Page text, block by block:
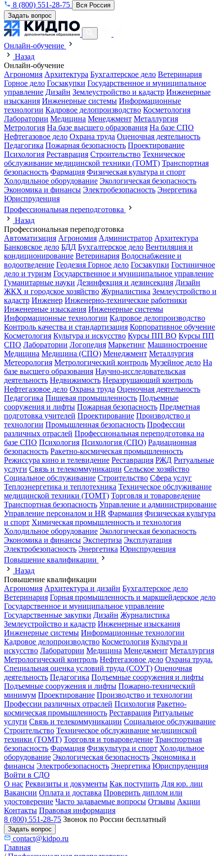
8 (800) 551-28-75
Вся Россия
Задать вопрос
Онлайн-обучение
Назад
Онлайн-обучение
Агрономия Архитектура Бухгалтерское дело Ветеринария
Горное дело Госзакупки Государственное и муниципальное
управление Дизайн Землеустройство и кадастр Инженерные
изыскания Инженерные системы Информационные
технологии Кадровое делопроизводство Косметология
Лаборатории Медицина Менеджмент Металлургия
Метрология На базе высшего образования На базе СПО
Нефтегазовое дело Охрана труда Оценочная деятельность
Педагогика Пожарная безопасность Проектирование
Психология Реставрация Строительство Техническое
обслуживание медицинской техники (ТОМТ) Транспортная
безопасность Фармация Физическая культура и спорт
Холодильное оборудование Экологическая безопасность
Экономика и финансы Электробезопасность Энергетика
Юриспруденция
Профессиональная переподготовка
Назад
Профессиональная переподготовка
Автоматизация Агрономия Администратор Архитектура
Банковское дело БДД Бухгалтерское дело Вентиляция и
кондиционирование Ветеринария Водоснабжение и
водоотведение Геодезия Горное дело Госзакупки Гостиничное
дело и туризм Государственное и муниципальное управление
Гуманитарные науки Дезинфекция и дезинсекция Дизайн
ЖКХ и городское хозяйство Журналистика Землеустройство и
кадастр Инженер Инженерно-технические работники
Инженерные изыскания Инженерные системы
Информационные технологии Кадровое делопроизводство
Контроль качества и стандартизация Корпоративное обучение
Косметология Культура и искусство Курсы ПП ВО Курсы ПП
СПО Лаборатории Логопедия Маркетинг Машиностроение
Медицина Медицина (СПО) Менеджмент Металлургия
Метеорология Метрологический контроль Музейное дело На
базе высшего образования Научно-исследовательская
деятельность Недвижимость Неразрушающий контроль
Нефтегазовое дело Охрана труда Оценочная деятельность
Педагогика Пищевая промышленность Подъемные
сооружения и лифты Пожарная безопасность Предметная
подготовка учителей Проектирование Производство и
технологии Промышленная безопасность Профессии
различных отраслей Профессиональная переподготовка на
базе СПО Психология Психология (СПО) Радиационная
безопасность Ракетно-космическая промышленность
Режиссура кино и телевидение Реставрация РЖД Ритуальные
услуги Связь и телекоммуникации Сельское хозяйство
Социальное обслуживание Строительство Сфера услуг
Теплоэнергетика и теплотехника Техническое обслуживание
медицинской техники (ТОМТ) Торговля и товароведение
Транспортная безопасность Управление и администрирование
Управление персоналом и HR Фармация Физическая культура
и спорт Химическая промышленность и технология
Холодильное оборудование Экологическая безопасность
Экономика и финансы Экспертиза Эксплуатация
Электробезопасность Энергетика Юриспруденция
Повышение квалификации
Назад
Повышение квалификации
Агрономия Архитектура и дизайн Бухгалтерское дело
Ветеринария Горная промышленность и маркшейдерское дело
Государственное и муниципальное управление
Государственные закупки Дизайн Журналистика
Землеустройство и кадастр Инженерные изыскания
Инженерные системы Информационные технологии
Кадровое делопроизводство Косметология Культура и
искусство Лаборатории Медицина Менеджмент Металлургия
Метрологический контроль Нефтегазовое дело Охрана труда.
Специальная оценка условий труда (СОУТ) Оценочная
деятельность Педагогика Подъемные сооружения и лифты
Подъемные сооружения и лифты Пожарно-технический
минимум Проектирование Производство и технологии
Профессии различных отраслей Психология Ракетно-
космическая промышленность Реставрация Ритуальные
услуги Связь и телекоммуникации Социальное обслуживание
Строительство Техническое обслуживание медицинской
техники (ТОМТ) Торговля и товароведение Транспортная
безопасность Фармация Физкультура и спорт Холодильное
оборудование Экологическая безопасность Экономика и
финансы Электробезопасность Энергетика Юриспруденция
Войти в СДО
О нас Реквизиты и документы Как поступить Для юр. лиц
Вакансии Оплата и доставка Проверить диплом или
удостоверение Часто задаваемые вопросы Отзывы Акции
Контакты Правовая информация
8 (800) 551-28-75 Звонок по России бесплатный
Задать вопрос
contact@kidpo.ru
Главная